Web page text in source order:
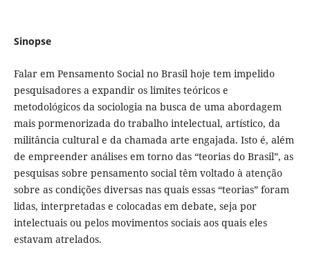
Sinopse
Falar em Pensamento Social no Brasil hoje tem impelido
pesquisadores a expandir os limites teóricos e
metodológicos da sociologia na busca de uma abordagem
mais pormenorizada do trabalho intelectual, artístico, da
militância cultural e da chamada arte engajada. Isto é, além
de empreender análises em torno das “teorias do Brasil”, as
pesquisas sobre pensamento social têm voltado à atenção
sobre as condições diversas nas quais essas “teorias” foram
lidas, interpretadas e colocadas em debate, seja por
intelectuais ou pelos movimentos sociais aos quais eles
estavam atrelados.